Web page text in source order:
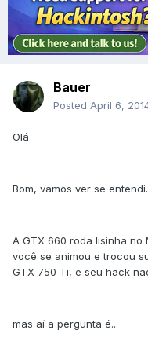
Bauer
Posted April 6,
Olá
Bom, vamos ver se
A GTX 660 roda lisinha no
você se animou e trocou
GTX 750 Ti, e seu hack
mas aí a pergunta é...